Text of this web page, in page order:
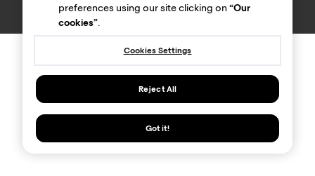
preferences using our site clicking on“Our
cookies”.
Cookies Settings
Reject All
Got it!